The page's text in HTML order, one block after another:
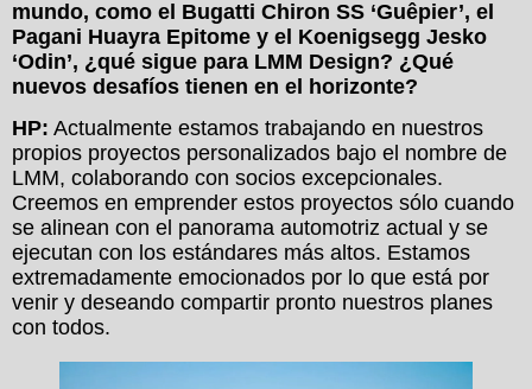
mundo, como el Bugatti Chiron SS ‘Guêpier’, el
Pagani Huayra Epitome y el Koenigsegg Jesko
‘Odin’, ¿qué sigue para LMM Design? ¿Qué
nuevos desafíos tienen en el horizonte?
HP: Actualmente estamos trabajando en nuestros
propios proyectos personalizados bajo el nombre de
LMM, colaborando con socios excepcionales.
Creemos en emprender estos proyectos sólo cuando
se alinean con el panorama automotriz actual y se
ejecutan con los estándares más altos. Estamos
extremadamente emocionados por lo que está por
venir y deseando compartir pronto nuestros planes
con todos.